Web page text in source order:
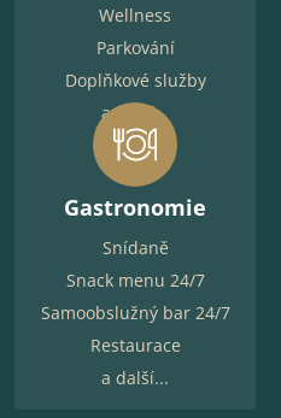
Wellness
Parkování
Doplňkové služby
a další...
Gastronomie
Snídaně
Snack menu 24/7
Samoobslužný bar 24/7
Restaurace
a další...